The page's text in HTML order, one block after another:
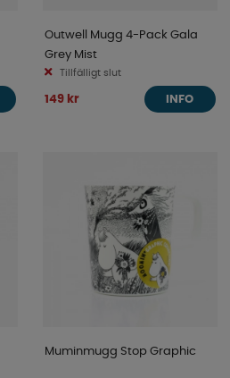
Outwell Mugg 4-Pack Gala
Grey Mist
Tillfälligt slut
149 kr INFO
Muminmugg Stop Graphic